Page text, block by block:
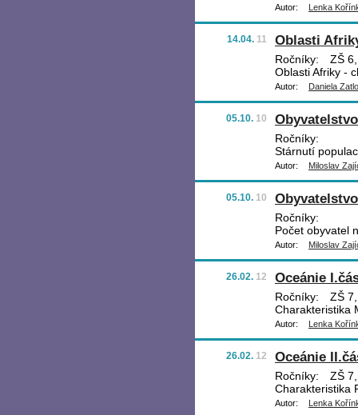
Autor: Lenka
14.04. 11 Oblasti
Ročníky:
ZŠ 6,
Oblasti Afriky -
Autor: Daniela
05.10. 10
Ročníky:
Stárnutí
Autor: Miloslav
05.10. 10
Ročníky:
Počet obyvatel
Autor: Miloslav
26.02. 12 Oceánie
Ročníky:
ZŠ
Charakteristika
Autor: Lenka
26.02. 12 Oceánie
Ročníky:
ZŠ
Charakteristika
Autor: Lenka